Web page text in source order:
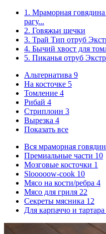
1. Мраморная
рагу...
2. Говяжьи щечки
3. Трай Тип отруб
4. Бычий хвост для
5. Пиканья отруб
Альтернатива 9
На косточке 5
Томление 4
Рибай 4
Стриплоин 3
Вырезка 4
Показать все
Вся мраморная
Премиальные части 10
Мозговые косточки 1
Slooooow-cook 10
Мясо на кости/ребра 4
Мясо для гриля 22
Секреты мясника 12
Для карпаччо и тартара